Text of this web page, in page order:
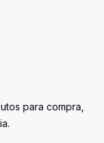
para compra,